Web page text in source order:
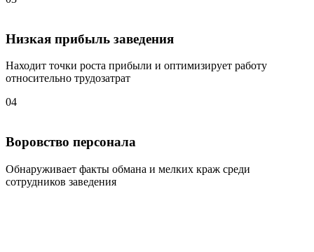
Низкая прибыль заведения
Находит точки роста прибыли и оптимизирует работу
относительно трудозатрат
04
Воровство персонала
Обнаруживает факты обмана и мелких краж среди
сотрудников заведения